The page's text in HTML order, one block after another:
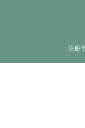
注册